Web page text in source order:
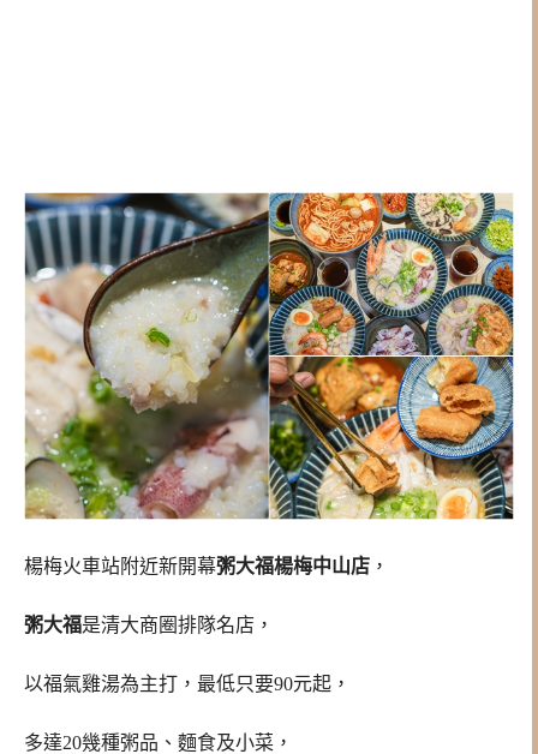
楊梅火車站附近新開幕粥大福楊梅中山店 ，
粥大福是清大商圈排隊名店，
以福氣雞湯為主打，最低只要90元起，
多達20幾種粥品、麵食及小菜，